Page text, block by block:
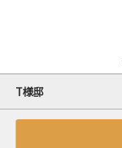
T様邸